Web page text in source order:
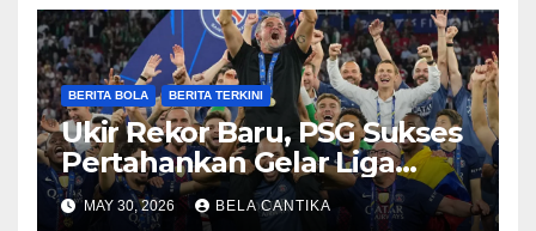
BERITA BOLA BERITA TERKINI
Ukir Rekor Baru, PSG Sukses
Pertahankan Gelar Liga
Champions
MAY 30, 2026 BELA CANTIKA